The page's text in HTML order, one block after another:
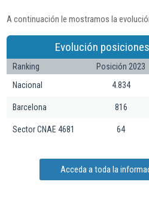
A continuación le mostramos la
Evolución
Ranking Posición 2023
Nacional
4.834
Barcelona 816
Sector CNAE 4681 64
Acceda a toda la